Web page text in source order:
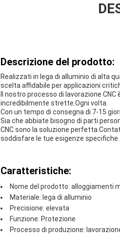
Descrizione del prodotto:
Realizzati in lega di alluminio di alta
scelta affidabile per applicazioni
Il nostro processo di lavorazione
incredibilmente strette.Ogni volta.
Con un tempo di consegna di 7-15
Sia che abbiate bisogno di parti
CNC sono la soluzione
soddisfare le tue esigenze specifiche.
Caratteristiche:
Nome del prodotto: alloggiamenti
Materiale: lega di alluminio
Precisione: elevata
Funzione: Protezione
Processo di produzione: